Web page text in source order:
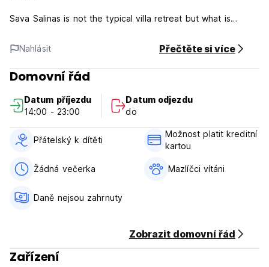
Sava Salinas is not the typical villa retreat but what is
front of the regions' only sand dunes.
Sava Salinas Policies and Conditions.
Check out before 13:00
Cancellation policy: 24 hours before arrival.
Payment upon arrival by cash or credit card
Taxes not included.
Breakfast included.
General:
Child friendly.
Nahlásit Přečtěte si více
Domovní řád
Datum příjezdu
14:00 - 23:00
Datum odjezdu
do
Přátelský k dítěti
Možnost platit kreditní
kartou
Žádná večerka Mazlíčci vítáni
Daně nejsou zahrnuty
Zobrazit domovní řád
Zařízení